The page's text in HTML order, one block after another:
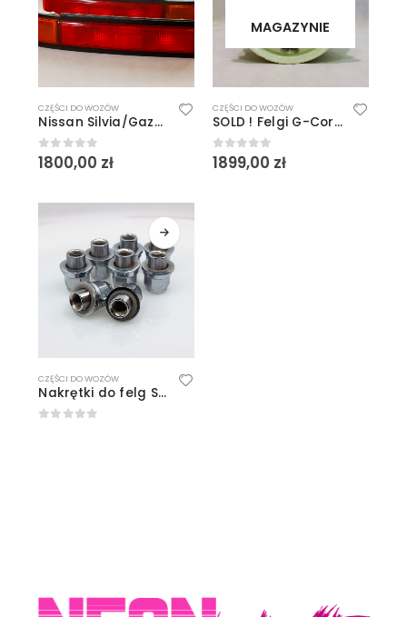
CZĘŚCI DO WOZÓW
Nissan Silvia/Gazelle S10/S11 Tail Lights
0out of 5
1800,00 zł
MAGAZYNIE
CZĘŚCI DO WOZÓW
SOLD ! Felgi G-Corporation 14″ cali 4×100 5J ET+45 MovingCafeLabel Heartful White 4szt Made in Japan
0out of 5
1899,00 zł
CZĘŚCI DO WOZÓW
Nakrętki do felg SSR M12x1.25 (Nissan)